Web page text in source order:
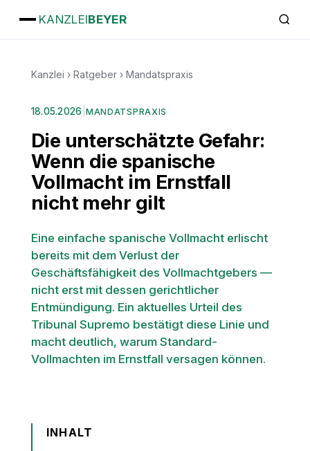
KANZLEIBEYER
Kanzlei › Ratgeber › Mandatspraxis
18.05.2026 MANDATSPRAXIS
Die unterschätzte Gefahr:
Wenn die spanische
Vollmacht im Ernstfall
nicht mehr gilt
Eine einfache spanische Vollmacht erlischt
bereits mit dem Verlust der
Geschäftsfähigkeit des Vollmachtgebers —
nicht erst mit dessen gerichtlicher
Entmündigung. Ein aktuelles Urteil des
Tribunal Supremo bestätigt diese Linie und
macht deutlich, warum Standard-
Vollmachten im Ernstfall versagen können.
INHALT